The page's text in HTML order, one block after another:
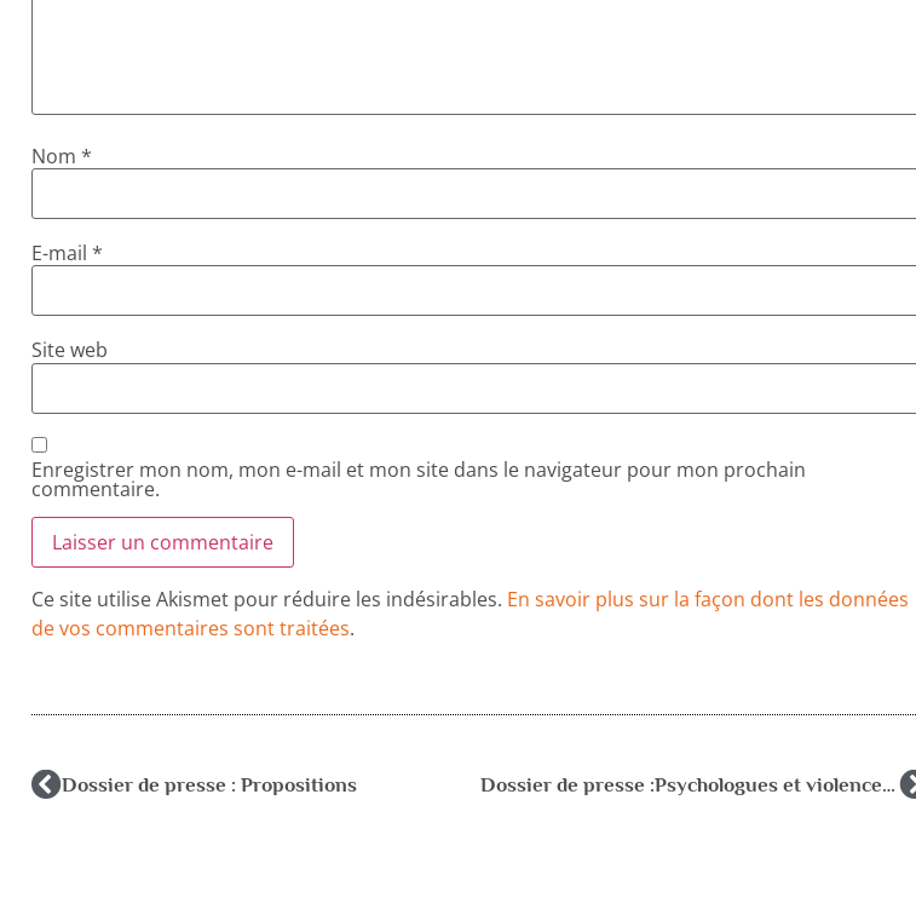
Nom *
E-mail *
Site web
Enregistrer mon nom, mon e-mail et mon site dans le navigateur pour mon prochain
commentaire.
Ce site utilise Akismet pour réduire les indésirables. En savoir plus sur la façon dont les données
de vos commentaires sont traitées.
Dossier de presse : Propositions Dossier de presse :Psychologues et violences scolaires